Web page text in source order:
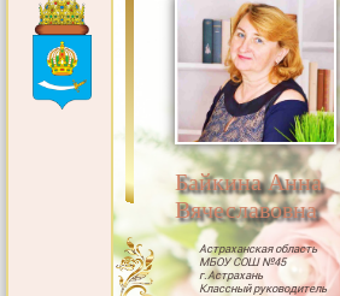
Байкина Анна
Вячеславовна
Астраханская область
МБОУ СОШ №45
г.Астрахань
Классный руководитель